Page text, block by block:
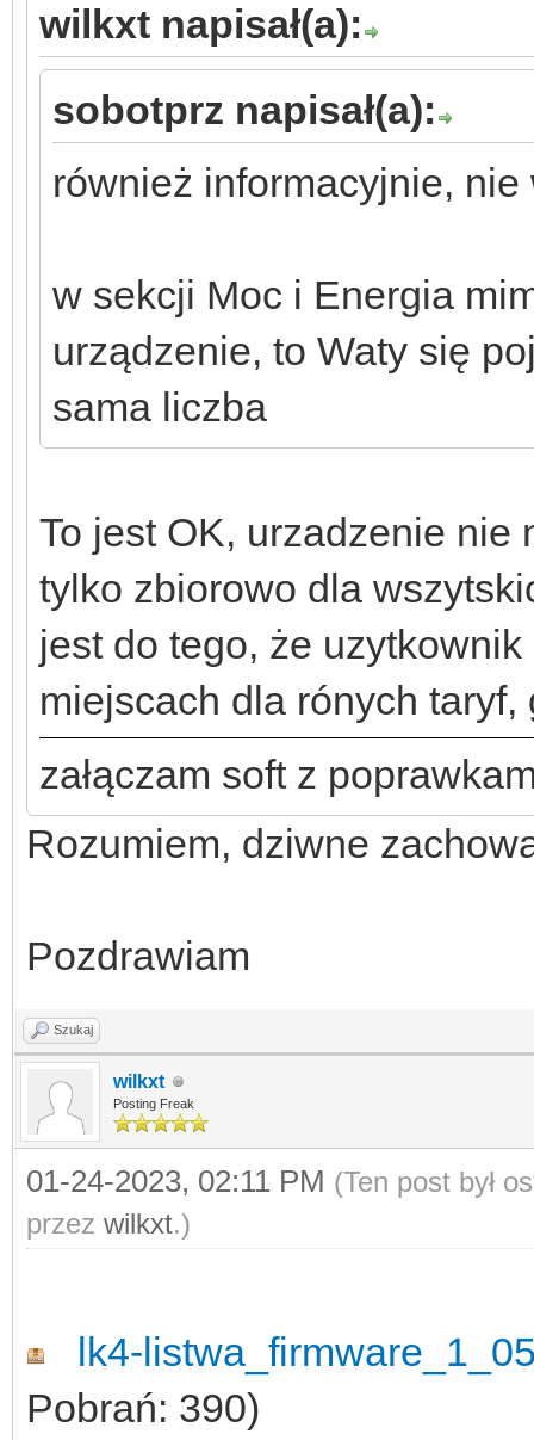
wilkxt napisał(a):
sobotprz napisał(a):
również informacyjnie, nie
w sekcji Moc i Energia
urządzenie, to Waty się
sama liczba
To jest OK, urzadzenie nie
tylko zbiorowo dla
jest do tego, że
miejscach dla rónych taryf,
załączam soft z
Rozumiem, dziwne
Pozdrawiam
Szukaj
wilkxt
Posting Freak
01-24-2023, 02:11 PM (Ten post był
przez wilkxt.)
lk4-
Pobrań: 390)